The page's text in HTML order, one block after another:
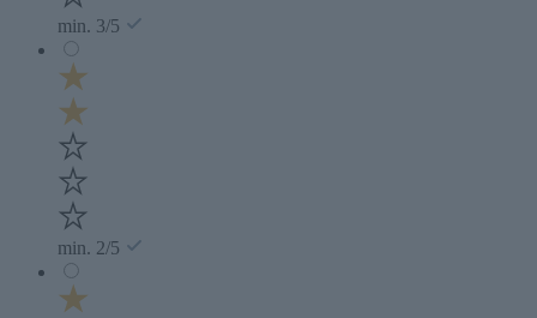
min. 3/5
min. 2/5